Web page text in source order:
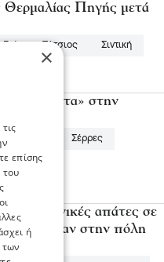
Θερμαλίας Πηγής μετά
Γιώργος Τάτσιος Σιντική
«Καλέσματα» στην
Σέρρες
τηλεφωνικές απάτες σε
που έγιναν στην πόλη
×
επίσης
του
ή
των